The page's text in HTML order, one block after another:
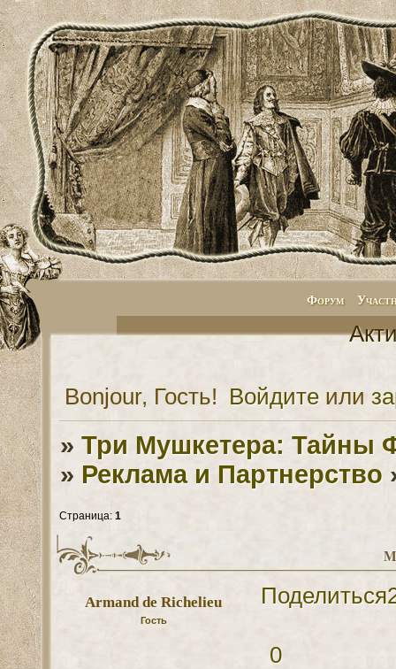
Форум
Bonjour, Гость! Войдите или
»Три Мушкетера: Тайны
» Реклама и Партнерство
Страница: 1
Поделиться
Armand de Richelieu
Гость
0